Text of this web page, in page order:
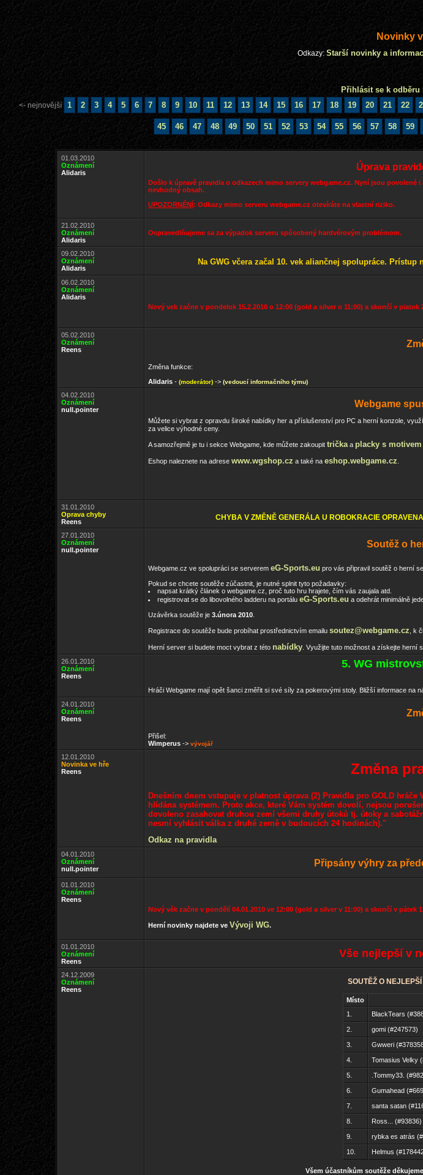
Novinky
Odkazy: Starší novinky a
Přihlásit se k odběru
<- nejnovější 1 2 3 4 5 6 7 8 9 10 11 12 13 14 15 16 17 18 19 20 21 22
45 46 47 48 49 50 51 52 53 54 55 56 57 58 59
01.03.2010
Oznámení
Alidaris
Úprava
Došlo k úpravě pravidla o odkazech mimo servery webgame.cz. Nyní jsou
nevhodný obsah.
UPOZORNĚNÍ: Odkazy mimo serveru webgame.cz otevíráte na vlastní riziko.
21.02.2010
Oznámení
Alidaris
Ospravedlňujeme sa za výpadok serveru spôsobený hardvérovým problémom.
09.02.2010
Oznámení
Alidaris
Na GWG včera začal 10. vek aliančnej spolupráce.
06.02.2010
Oznámení
Alidaris
Nový vek začne v pondelok 15.2.2010 o 12:00 (gold a silver o 11:00) a skončí v
05.02.2010
Oznámení
Reens
Změna funkce:
Alidaris - (moderátor) -> (vedoucí informačního týmu)
04.02.2010
Oznámení
null.pointer
Webgame
Můžete si vybrat z opravdu široké nabídky her a příslušenství pro PC a herní konzole,
za velice výhodné ceny.
A samozřejmě je tu i sekce Webgame, kde můžete zakoupit trička a placky s motivem
Eshop naleznete na adrese www.wgshop.cz a také na eshop.webgame.cz
31.01.2010
Oprava chyby
Reens
CHYBA V ZMĚNĚ GENERÁLA U ROBOKRACIE
27.01.2010
Oznámení
null.pointer
Soutěž o
Webgame.cz ve spolupráci se serverem eG-Sports.eu pro vás připravil soutěž o herní
Pokud se chcete soutěže zúčastnit, je nutné splnit tyto požadavky:
napsat krátký článek o webgame.cz, proč tuto hru hrajete, čím vás zaujala atd.
registrovat se do libovolného ladderu na portálu eG-Sports.eu a odehrát minimálně
Uzávěrka soutěže je 3.února 2010
Registrace do soutěže bude probíhat prostřednictvím emailu soutez@webgame.cz , k
Herní server si budete moct vybrat z této nabídky . Využijte tuto možnost a získejte
26.01.2010
Oznámení
Reens
5. WG
Hráči Webgame mají opět šanci změřit si své síly za pokerovými stoly. Bližší informace na
24.01.2010
Oznámení
Reens
Přišel:
Wimperus -> vývojář
12.01.2010
Novinka ve hře
Reens
Změna
Dnešním dnem vstupuje v platnost úprava (2) Pravidla pro GOLD
hlídána systémem. Proto akce, které Vám systém dovolí, nejsou
dovoleno zasahovat druhou zemí všemi druhy útoků tj. útoky a
nesmí vyhlásit válka z druhé země v budoucích 24 hodinách)."
Odkaz na pravidla
04.01.2010
Oznámení
null.pointer
Připsány výhry za
01.01.2010
Oznámení
Reens
Nový věk začne v pondělí 04.01.2010 ve 12:00 (gold a silver v 11:00) a skončí v pátek
Herní novinky najdete ve Vývoji WG.
01.01.2010
Oznámení
Reens
Vše nejlepší v
24.12.2009
Oznámení
Reens
SOUTĚŽ O
Místo
1.
BlackTears
2. gomi (#247573)
3. Gwweri
4. Tomasius Velky
5. .Tommy33.
6. Gumahead
7. santa satan
8. Ross... (#93836)
9. rybka es atrás
10. Helmus
Všem účastníkům soutěže